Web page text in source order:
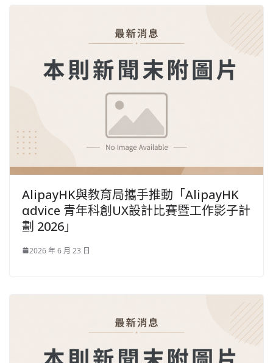
AlipayHK與教育局攜手推動「AlipayHK
αdvice 青年科創UX設計比賽暨工作影子計
劃 2026」
2026 年 6 月 23 日